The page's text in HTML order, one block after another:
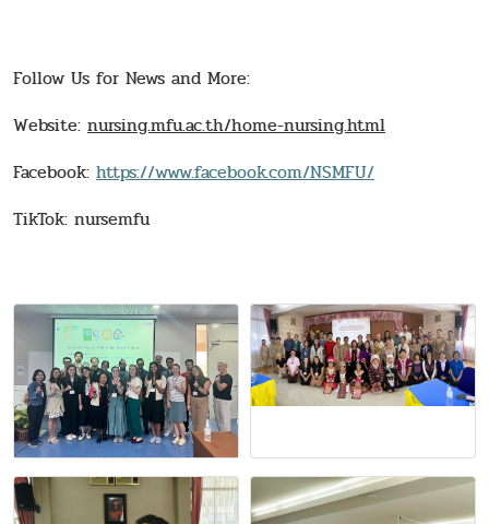
Follow Us for News and More:
Website: nursing.mfu.ac.th/home-nursing.html
Facebook: https://www.facebook.com/NSMFU/
TikTok: nursemfu